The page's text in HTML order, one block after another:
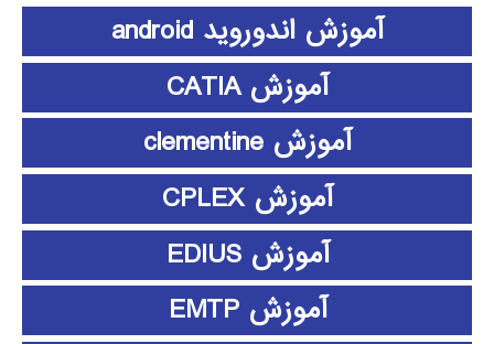
آموزش اندوروید android
آموزش CATIA
آموزش clementine
آموزش CPLEX
آموزش EDIUS
آموزش EMTP